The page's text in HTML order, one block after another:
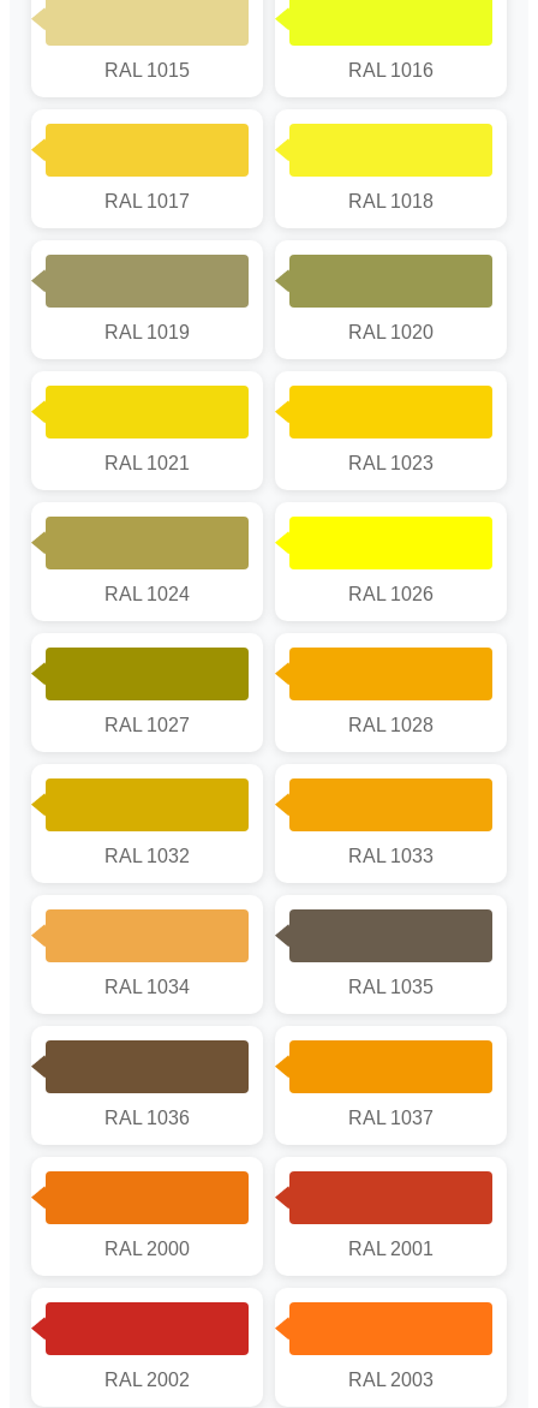
RAL 1015 RAL 1016
RAL 1017 RAL 1018
RAL 1019 RAL 1020
RAL 1021 RAL 1023
RAL 1024 RAL 1026
RAL 1027 RAL 1028
RAL 1032 RAL 1033
RAL 1034 RAL 1035
RAL 1036 RAL 1037
RAL 2000 RAL 2001
RAL 2002 RAL 2003